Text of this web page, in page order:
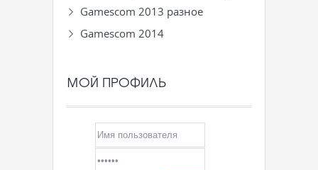
Gamescom 2013 разное
Gamescom 2014
МОЙ ПРОФИЛЬ